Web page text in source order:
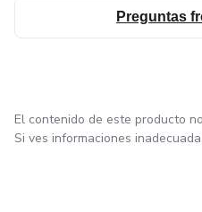
Preguntas
El contenido de este producto
Si ves informaciones